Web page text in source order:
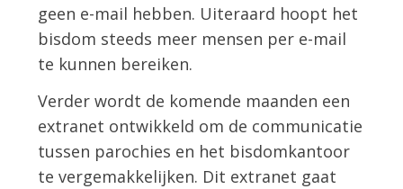
geen e-mail hebben. Uiteraard hoopt het
bisdom steeds meer mensen per e-mail
te kunnen bereiken.
Verder wordt de komende maanden een
extranet ontwikkeld om de communicatie
tussen parochies en het bisdomkantoor
te vergemakkelijken. Dit extranet gaat